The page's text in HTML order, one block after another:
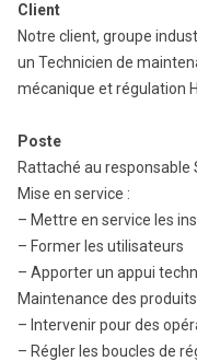
Client
Notre client, groupe
un Technicien de
mécanique et régulation
Poste
Rattaché au responsable
Mise en service :
– Mettre en service les
– Former les utilisateurs
– Apporter un appui
Maintenance des
– Intervenir pour des
– Régler les boucles de